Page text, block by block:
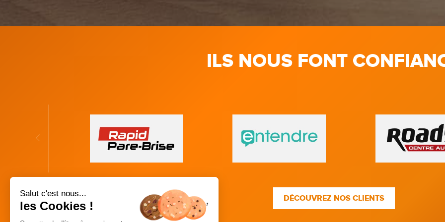
ILS NOUS FONT
DÉCOUVREZ NOS CLIENTS
Salut c'est nous...
les Cookies !